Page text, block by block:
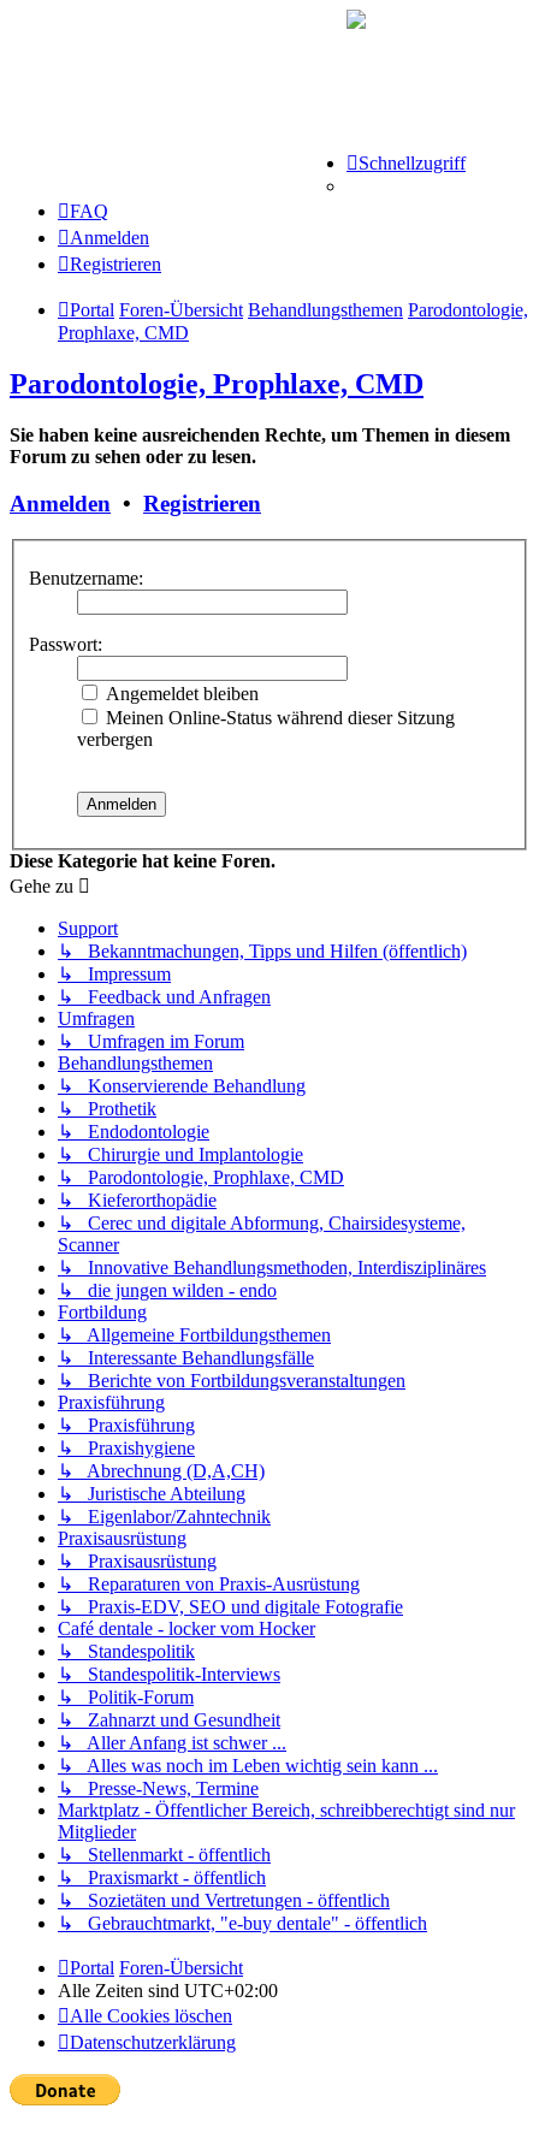
Schnellzugriff
FAQ
Anmelden
Registrieren
Portal Foren-Übersicht Behandlungsthemen Parodontologie,
Prophlaxe, CMD
Parodontologie, Prophlaxe, CMD
Sie haben keine ausreichenden Rechte, um Themen in diesem
Forum zu sehen oder zu lesen.
Anmelden • Registrieren
Benutzername:
Passwort:
Angemeldet bleiben
Meinen Online-Status während dieser Sitzung
verbergen
Diese Kategorie hat keine Foren.
Gehe zu
Support
↳ Bekanntmachungen, Tipps und Hilfen (öffentlich)
↳ Impressum
↳ Feedback und Anfragen
Umfragen
↳ Umfragen im Forum
Behandlungsthemen
↳ Konservierende Behandlung
↳ Prothetik
↳ Endodontologie
↳ Chirurgie und Implantologie
↳ Parodontologie, Prophlaxe, CMD
↳ Kieferorthopädie
↳ Cerec und digitale Abformung, Chairsidesysteme,
Scanner
↳ Innovative Behandlungsmethoden, Interdisziplinäres
↳ die jungen wilden - endo
Fortbildung
↳ Allgemeine Fortbildungsthemen
↳ Interessante Behandlungsfälle
↳ Berichte von Fortbildungsveranstaltungen
Praxisführung
↳ Praxisführung
↳ Praxishygiene
↳ Abrechnung (D,A,CH)
↳ Juristische Abteilung
↳ Eigenlabor/Zahntechnik
Praxisausrüstung
↳ Praxisausrüstung
↳ Reparaturen von Praxis-Ausrüstung
↳ Praxis-EDV, SEO und digitale Fotografie
Café dentale - locker vom Hocker
↳ Standespolitik
↳ Standespolitik-Interviews
↳ Politik-Forum
↳ Zahnarzt und Gesundheit
↳ Aller Anfang ist schwer ...
↳ Alles was noch im Leben wichtig sein kann ...
↳ Presse-News, Termine
Marktplatz - Öffentlicher Bereich, schreibberechtigt sind nur
Mitglieder
↳ Stellenmarkt - öffentlich
↳ Praxismarkt - öffentlich
↳ Sozietäten und Vertretungen - öffentlich
↳ Gebrauchtmarkt, "e-buy dentale" - öffentlich
Portal Foren-Übersicht
Alle Zeiten sind UTC+02:00
Alle Cookies löschen
Datenschutzerklärung